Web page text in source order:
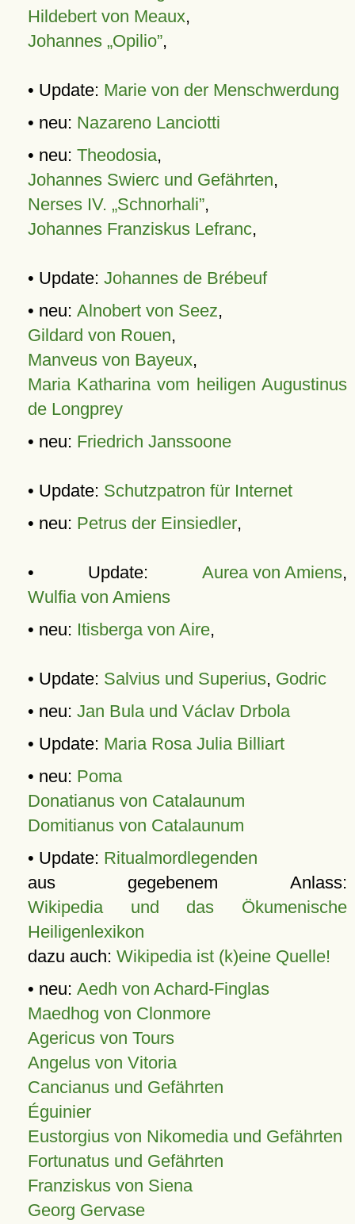
Hildebert von Meaux,
Johannes „Opilio”,
• Update: Marie von der Menschwerdung
• neu: Nazareno Lanciotti
• neu: Theodosia,
Johannes Swierc und Gefährten,
Nerses IV. „Schnorhali”,
Johannes Franziskus Lefranc,
• Update: Johannes de Brébeuf
• neu: Alnobert von Seez,
Gildard von Rouen,
Manveus von Bayeux,
Maria Katharina vom heiligen Augustinus
de Longprey
• neu: Friedrich Janssoone
• Update: Schutzpatron für Internet
• neu: Petrus der Einsiedler,
• Update: Aurea von Amiens,
Wulfia von Amiens
• neu: Itisberga von Aire,
• Update: Salvius und Superius, Godric
• neu: Jan Bula und Václav Drbola
• Update: Maria Rosa Julia Billiart
• neu: Poma
Donatianus von Catalaunum
Domitianus von Catalaunum
• Update: Ritualmordlegenden
aus gegebenem Anlass:
Wikipedia und das Ökumenische
Heiligenlexikon
dazu auch: Wikipedia ist (k)eine Quelle!
• neu: Aedh von Achard-Finglas
Maedhog von Clonmore
Agericus von Tours
Angelus von Vitoria
Cancianus und Gefährten
Éguinier
Eustorgius von Nikomedia und Gefährten
Fortunatus und Gefährten
Franziskus von Siena
Georg Gervase